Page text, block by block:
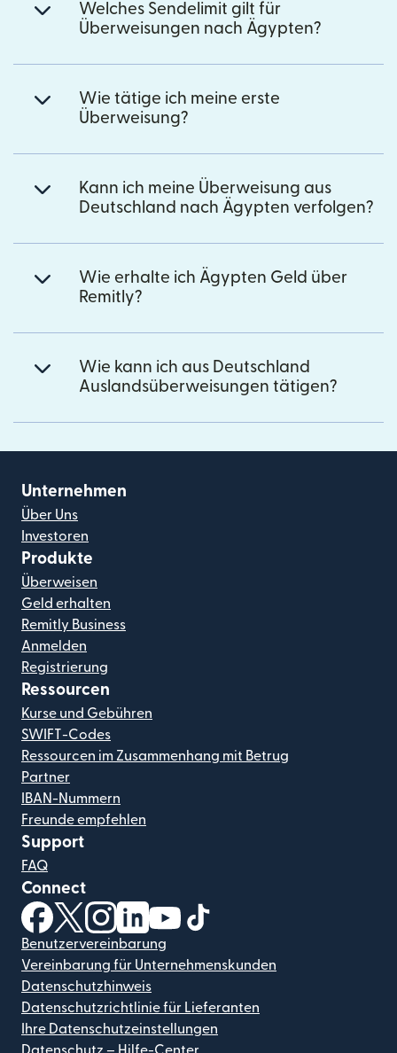
Welches Sendelimit gilt für
Überweisungen nach Ägypten?
Wie tätige ich meine erste
Überweisung?
Kann ich meine Überweisung aus
Deutschland nach Ägypten verfolgen?
Wie erhalte ich Ägypten Geld über
Remitly?
Wie kann ich aus Deutschland
Auslandsüberweisungen tätigen?
Unternehmen
Über Uns
Investoren
Produkte
Überweisen
Geld erhalten
Remitly Business
Anmelden
Registrierung
Ressourcen
Kurse und Gebühren
SWIFT-Codes
Ressourcen im Zusammenhang mit Betrug
Partner
IBAN-Nummern
Freunde empfehlen
Support
FAQ
Connect
(wird in einem neuen Fenster geöffnet)
(wird in einem neuen Fenster geöffnet)
(wird in einem neuen Fenster geöffnet)
(wird in einem neuen Fenster geöffnet)
(wird in einem neuen Fenster
Benutzervereinbarung
Vereinbarung für Unternehmenskunden
Datenschutzhinweis
Datenschutzrichtlinie für Lieferanten
Ihre Datenschutzeinstellungen